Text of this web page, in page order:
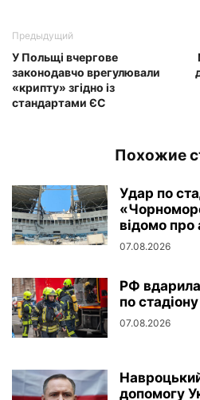
Предыдущий
У Польщі вчергове
законодавчо врегулювали
«крипту» згідно із
стандартами ЄС
Похожие
Удар по
відомо про
07.08.2026
РФ вдарила
по
07.08.2026
допомогу